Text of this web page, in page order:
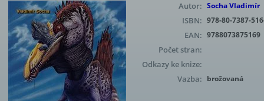
Autor: Socha Vladimír
ISBN: 978-80-7387-
EAN: 9788073875169
Počet stran:
Odkazy ke knize:
Vazba: brožovaná